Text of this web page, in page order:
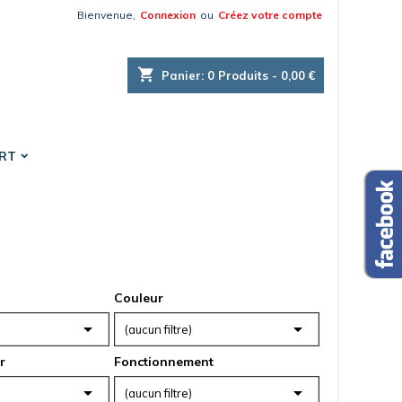
Bienvenue, Connexion ou Créez votre compte
shopping_cart Panier: 0 Produits - 0,00 €

Couleur
(aucun filtre) 

Fonctionnement
(aucun filtre) 